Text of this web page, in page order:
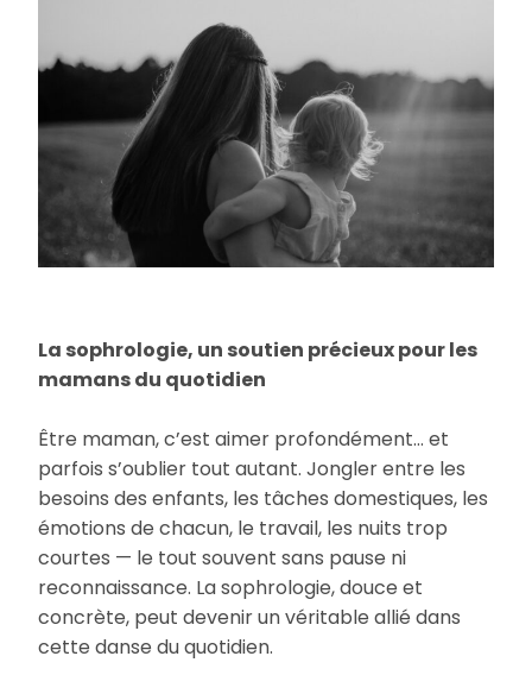
La sophrologie, un soutien précieux pour les
mamans du quotidien
Être maman, c’est aimer profondément… et
parfois s’oublier tout autant. Jongler entre les
besoins des enfants, les tâches domestiques, les
émotions de chacun, le travail, les nuits trop
courtes — le tout souvent sans pause ni
reconnaissance. La sophrologie, douce et
concrète, peut devenir un véritable allié dans
cette danse du quotidien.